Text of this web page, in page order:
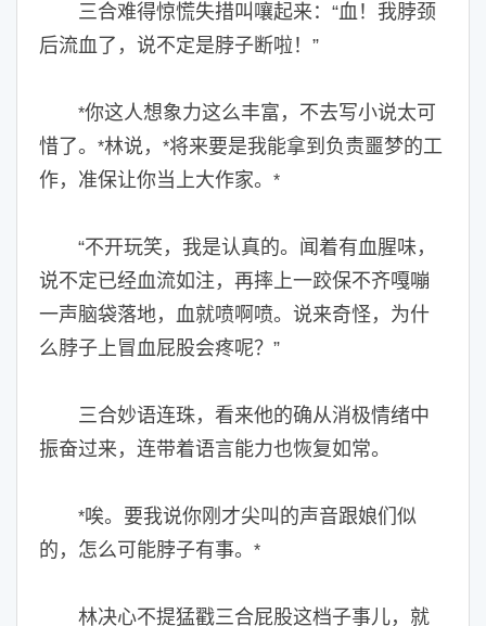
三合难得惊慌失措叫嚷起来：“血！我脖颈
后流血了，说不定是脖子断啦！”
*你这人想象力这么丰富，不去写小说太可
惜了。 *林说， *将来要是我能拿到负责噩梦的工
作，准保让你当上大作家。 *
“不开玩笑，我是认真的。闻着有血腥味，
说不定已经血流如注，再摔上一跤保不齐嘎嘣
一声脑袋落地，血就喷啊喷。说来奇怪，为什
么脖子上冒血屁股会疼呢？”
三合妙语连珠，看来他的确从消极情绪中
振奋过来，连带着语言能力也恢复如常。
*唉。要我说你刚才尖叫的声音跟娘们似
的，怎么可能脖子有事。 *
林决心不提猛戳三合屁股这档子事儿，就